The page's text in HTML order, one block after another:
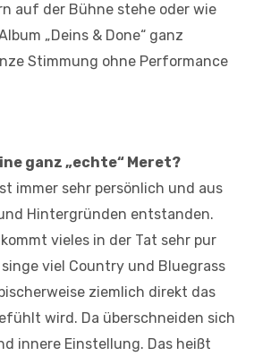
auf der Bühne stehe oder wie
„Deins & Done“ ganz
Stimmung ohne Performance
ganz „echte“ Meret?
immer sehr persönlich und aus
Hintergründen entstanden.
kommt vieles in der Tat sehr pur
viel Country und Bluegrass
ziemlich direkt das
wird. Da überschneiden sich
innere Einstellung. Das heißt